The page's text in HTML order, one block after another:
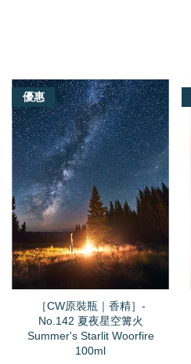
優惠
［CW原裝瓶｜香精］-
No.142 夏夜星空篝火
Summer's Starlit Woorfire
100ml